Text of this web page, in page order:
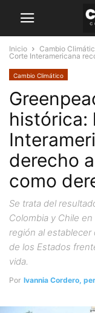
Inicio Cambio
Corte Interamericana
Cambio Climático
histórica:
derecho
como
Se trata del
Colombia y Chile
región al establecer
de los Estados
vida.
Por Ivannia Cordero,